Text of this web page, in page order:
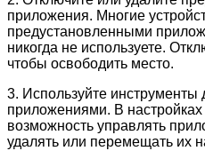
приложения. Многие
предустановленными
никогда не используете.
чтобы освободить место.
3. Используйте инструменты
приложениями. В настройках
возможность управлять
удалять или перемещать их